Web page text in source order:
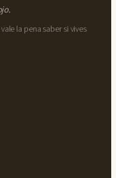
la pena saber si vives